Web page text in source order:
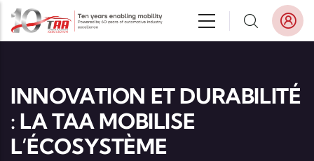
Aller au contenu principal
INNOVATION ET DURABILITÉ
: LA TAA MOBILISE
L’ÉCOSYSTÈME